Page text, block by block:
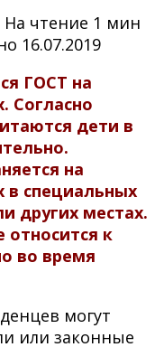
На чтение 1 мин
16.07.2019
ГОСТ на
Согласно
дети в
на
в специальных
других местах.
относится к
во время
могут
или законные